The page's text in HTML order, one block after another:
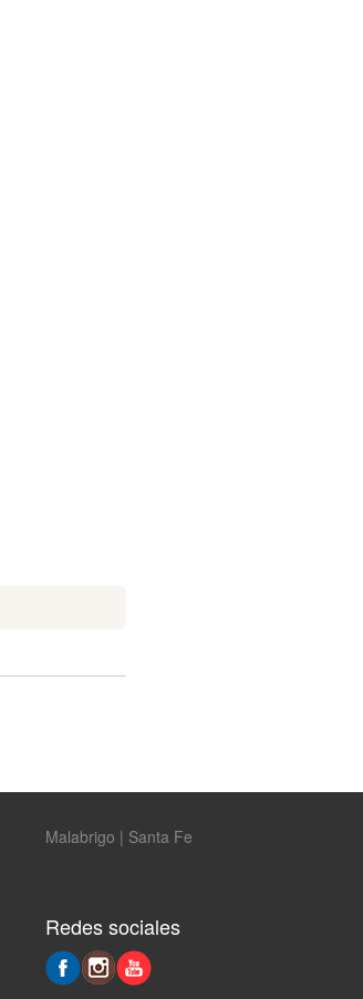
Malabrigo | Santa Fe
Redes sociales